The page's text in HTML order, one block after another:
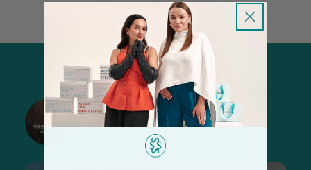
@sisters_stelmakh в Instagram